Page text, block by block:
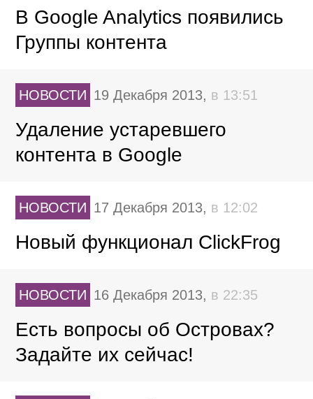
В Google Analytics появились
Группы контента
НОВОСТИ 19 Декабря 2013, в 13:51
Удаление устаревшего
контента в Google
НОВОСТИ 17 Декабря 2013, в 12:02
Новый функционал ClickFrog
НОВОСТИ 16 Декабря 2013, в 22:35
Есть вопросы об Островах?
Задайте их сейчас!